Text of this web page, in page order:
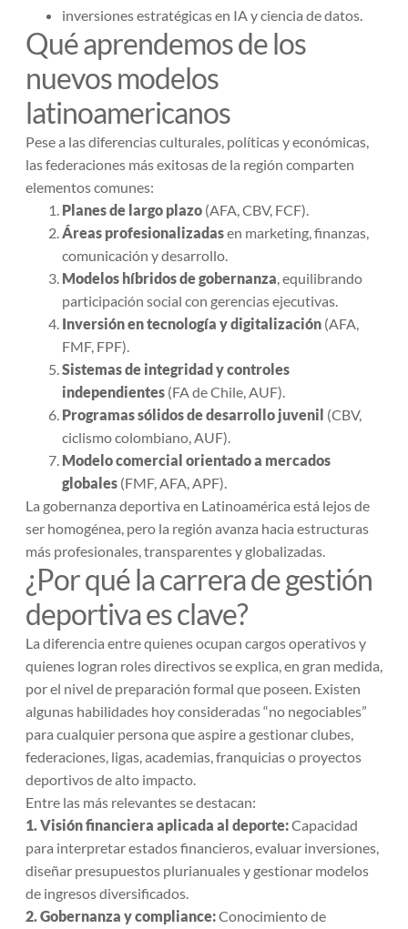
inversiones estratégicas en IA y ciencia de datos.
Qué aprendemos de los
nuevos modelos
latinoamericanos
Pese a las diferencias culturales, políticas y económicas,
las federaciones más exitosas de la región comparten
elementos comunes:
Planes de largo plazo (AFA, CBV, FCF).
Áreas profesionalizadasen marketing, finanzas,
comunicación y desarrollo.
Modelos híbridos de gobernanza, equilibrando
participación social con gerencias ejecutivas.
Inversión en tecnología y digitalización (AFA,
FMF, FPF).
Sistemas de integridad y controles
independientes (FA de Chile, AUF).
Programas sólidos de desarrollo juvenil (CBV,
ciclismo colombiano, AUF).
Modelo comercial orientado a mercados
globales (FMF, AFA, APF).
La gobernanza deportiva en Latinoamérica está lejos de
ser homogénea, pero la región avanza hacia estructuras
más profesionales, transparentes y globalizadas.
¿Por qué la carrera de gestión
deportiva es clave?
La diferencia entre quienes ocupan cargos operativos y
quienes logran roles directivos se explica, en gran medida,
por el nivel de preparación formal que poseen. Existen
algunas habilidades hoy consideradas “no negociables”
para cualquier persona que aspire a gestionar clubes,
federaciones, ligas, academias, franquicias o proyectos
deportivos de alto impacto.
Entre las más relevantes se destacan:
1. Visión financiera aplicada al deporte:Capacidad
para interpretar estados financieros, evaluar inversiones,
diseñar presupuestos plurianuales y gestionar modelos
de ingresos diversificados.
2. Gobernanza y compliance:Conocimiento de